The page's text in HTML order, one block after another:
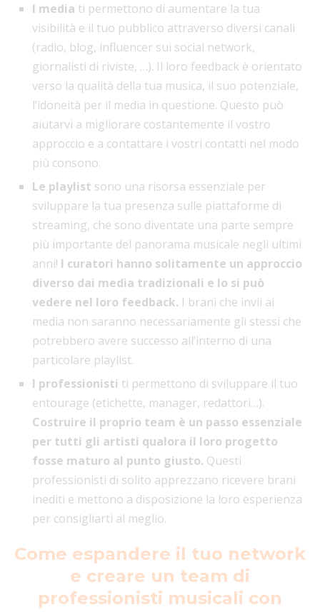
I media ti permettono di aumentare la tua
visibilità e il tuo pubblico attraverso diversi canali
(radio, blog, influencer sui social network,
giornalisti di riviste, …). Il loro feedback è orientato
verso la qualità della tua musica, il suo potenziale,
l’idoneità per il media in questione. Questo può
aiutarvi a migliorare costantemente il vostro
approccio e a contattare i vostri contatti nel modo
più consono.
Le playlist sono una risorsa essenziale per
sviluppare la tua presenza sulle piattaforme di
streaming, che sono diventate una parte sempre
più importante del panorama musicale negli ultimi
anni! I curatori hanno solitamente un approccio
diverso dai media tradizionali e lo si può
vedere nel loro feedback. I brani che invii ai
media non saranno necessariamente gli stessi che
potrebbero avere successo all’interno di una
particolare playlist.
I professionisti ti permettono di sviluppare il tuo
entourage (etichette, manager, redattori…).
Costruire il proprio team è un passo essenziale
per tutti gli artisti qualora il loro progetto
fosse maturo al punto giusto. Questi
professionisti di solito apprezzano ricevere brani
inediti e mettono a disposizione la loro esperienza
per consigliarti al meglio.
Come espandere il tuo network
e creare un team di
professionisti musicali con